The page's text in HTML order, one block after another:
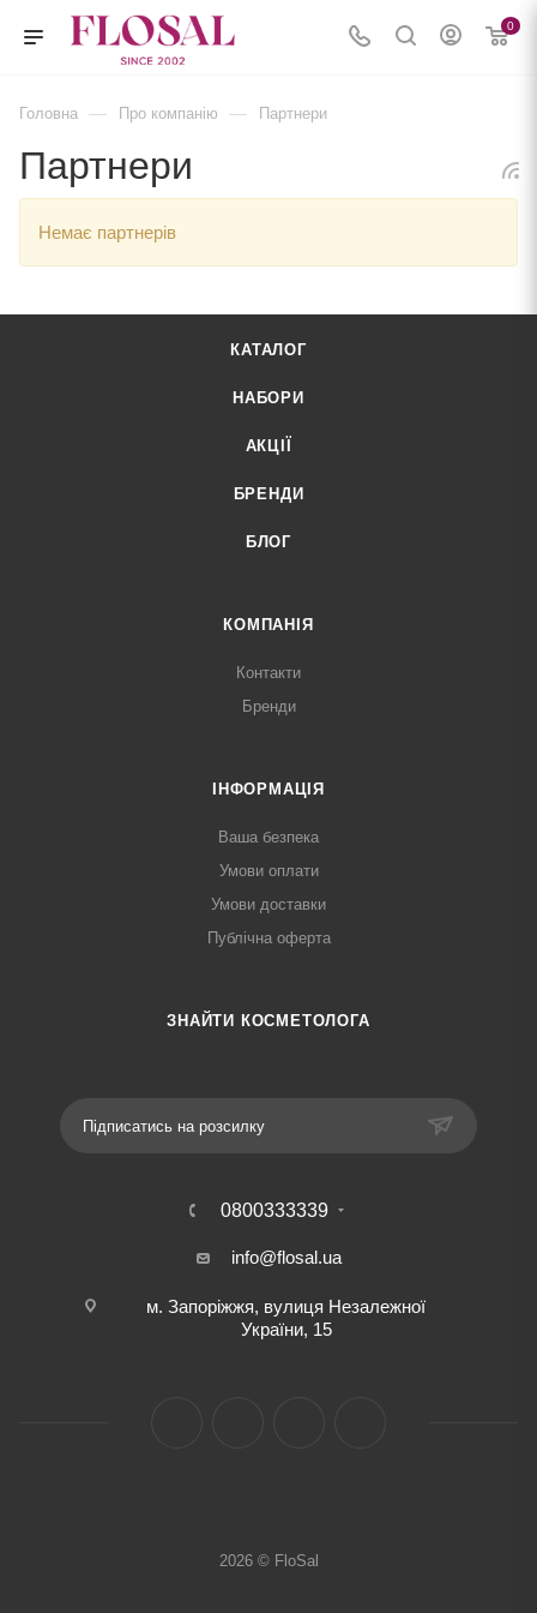
0
Головна — Про компанію — Партнери
Партнери
Немає партнерів
КАТАЛОГ
НАБОРИ
АКЦІЇ
БРЕНДИ
БЛОГ
КОМПАНІЯ
Контакти
Бренди
ІНФОРМАЦІЯ
Ваша безпека
Умови оплати
Умови доставки
Публічна оферта
ЗНАЙТИ КОСМЕТОЛОГА
Підписатись на розсилку
0800333339
info@flosal.ua
м. Запоріжжя, вулиця Незалежної
України, 15
2026 © FloSal